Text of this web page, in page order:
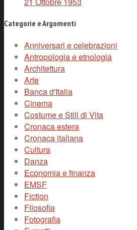
Categorie e Argomenti
Anniversari e celebrazioni
Antropologia e etnologia
Architettura
Arte
Banca d'Italia
Cinema
Costume e Stili di Vita
Cronaca estera
Cronaca italiana
Cultura
Danza
Economia e finanza
EMSF
Fiction
Filosofia
Fotografia